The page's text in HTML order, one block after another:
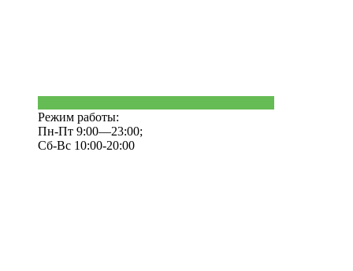
Режим работы:
Пн-Пт 9:00—23:00;
Сб-Вс 10:00-20:00